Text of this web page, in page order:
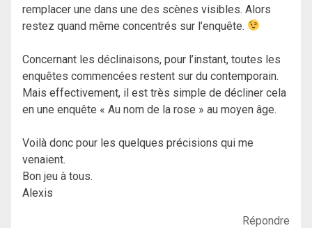
remplacer une dans une des scènes visibles. Alors
restez quand même concentrés sur l’enquête.
Concernant les déclinaisons, pour l’instant, toutes les
enquêtes commencées restent sur du contemporain.
Mais effectivement, il est très simple de décliner cela
en une enquête « Au nom de la rose » au moyen âge.
Voilà donc pour les quelques précisions qui me
venaient.
Bon jeu à tous.
Alexis
Répondre